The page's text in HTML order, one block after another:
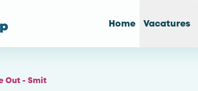
Home Vacatures
Out - Smit